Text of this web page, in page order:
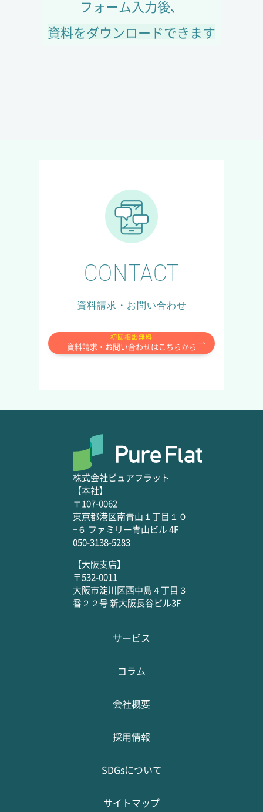
フォーム入力後、
資料をダウンロードできます
CONTACT
資料請求・お問い合わせ
初回相談無料
資料請求・お問い合わせはこちらから
株式会社ピュアフラット
【本社】
〒107-0062
東京都港区南青山１丁目１０
−６ ファミリー青山ビル 4F
050-3138-5283
【大阪支店】
〒532-0011
大阪市淀川区西中島４丁目３
番２２号 新大阪長谷ビル3F
サービス
コラム
会社概要
採用情報
SDGsについて
サイトマップ